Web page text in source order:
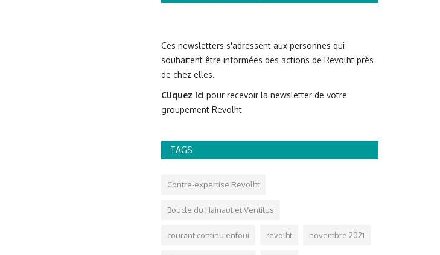
Ces newsletters s'adressent aux personnes qui
souhaitent être informées des actions de Revolht près
de chez elles.
Cliquez ici pour recevoir la newsletter de votre
groupement Revolht
TAGS
Contre-expertise Revolht
Boucle du Hainaut et Ventilus
courant continu enfoui revolht novembre 2021